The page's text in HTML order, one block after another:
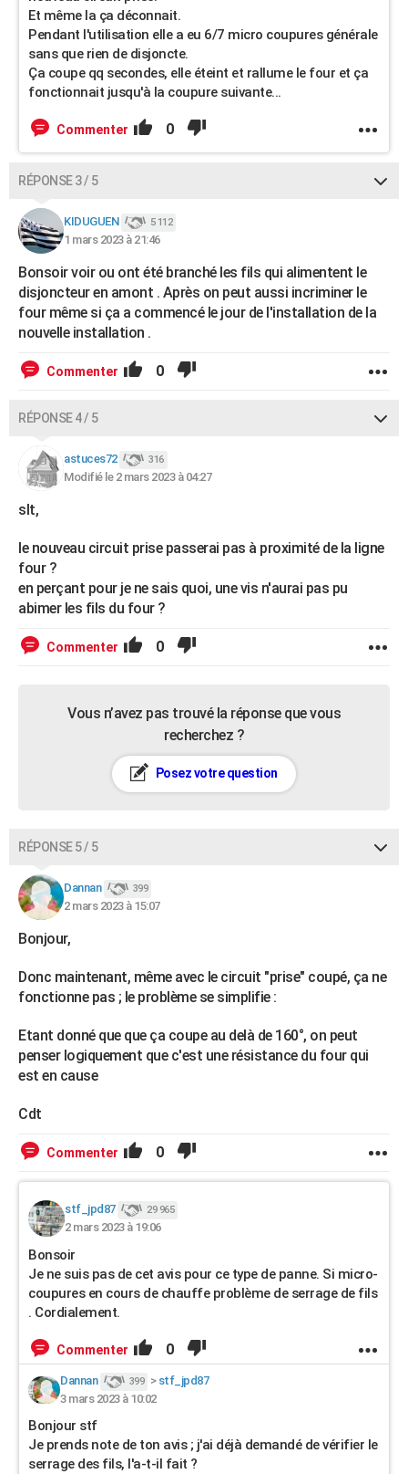
Et même la ça déconnait.
Pendant l'utilisation elle a eu 6/7 micro coupures générale
sans que rien de disjoncte.
Ça coupe qq secondes, elle éteint et rallume le four et ça
fonctionnait jusqu'à la coupure suivante...
Commenter 0
RÉPONSE 3 / 5
KIDUGUEN 5 112
1 mars 2023 à 21:46
Bonsoir voir ou ont été branché les fils qui alimentent le
disjoncteur en amont . Après on peut aussi incriminer le
four même si ça a commencé le jour de l'installation de la
nouvelle installation .
Commenter 0
RÉPONSE 4 / 5
astuces72 316
Modifié le 2 mars 2023 à 04:27
slt,
le nouveau circuit prise passerai pas à proximité de la ligne
four ?
en perçant pour je ne sais quoi, une vis n'aurai pas pu
abimer les fils du four ?
Commenter 0
Vous n’avez pas trouvé la réponse que vous
recherchez ?
Posez votre question
RÉPONSE 5 / 5
Dannan 399
2 mars 2023 à 15:07
Bonjour,
Donc maintenant, même avec le circuit "prise" coupé, ça ne
fonctionne pas ; le problème se simplifie :
Etant donné que que ça coupe au delà de 160°, on peut
penser logiquement que c'est une résistance du four qui
est en cause
Cdt
Commenter 0
stf_jpd87 29 965
2 mars 2023 à 19:06
Bonsoir
Je ne suis pas de cet avis pour ce type de panne. Si micro-
coupures en cours de chauffe problème de serrage de fils
. Cordialement.
Commenter 0
Dannan 399 > stf_jpd87
3 mars 2023 à 10:02
Bonjour stf
Je prends note de ton avis ; j'ai déjà demandé de vérifier le
serrage des fils, l'a-t-il fait ?